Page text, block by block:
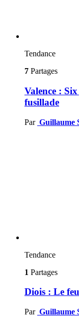
Tendance
7 Partages
Valence :
fusillade
Par Guillaume
Tendance
1 Partages
Diois : Le
Par Guillaume